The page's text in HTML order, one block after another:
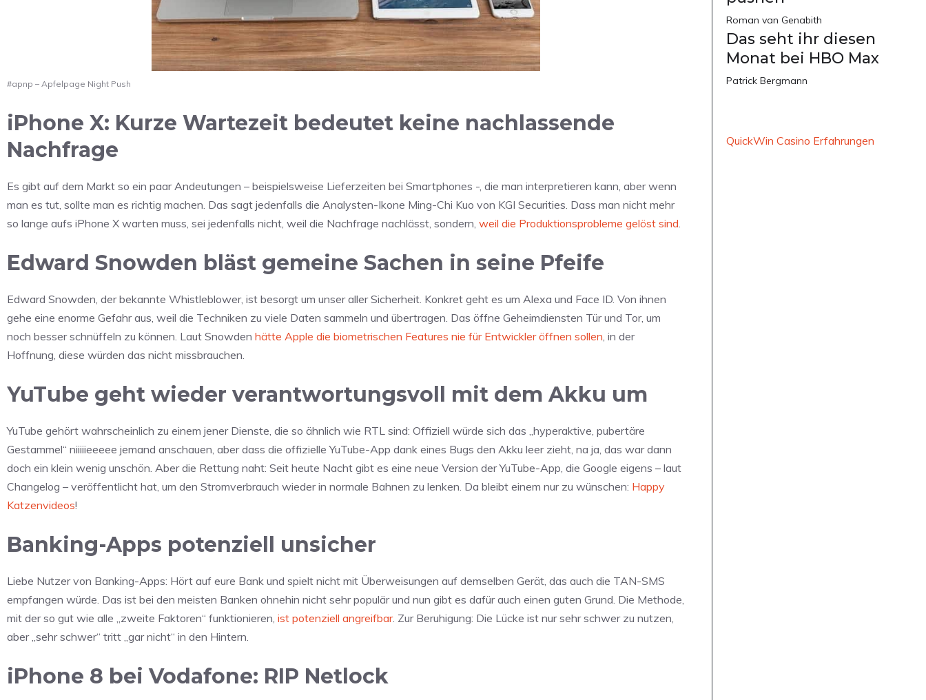
#apnp – Apfelpage Night Push
iPhone X: Kurze Wartezeit bedeutet keine nachlassende
Nachfrage
Es gibt auf dem Markt so ein paar Andeutungen – beispielsweise Lieferzeiten bei Smartphones -, die man interpretieren kann, aber wenn
man es tut, sollte man es richtig machen. Das sagt jedenfalls die Analysten-Ikone Ming-Chi Kuo von KGI Securities. Dass man nicht mehr
so lange aufs iPhone X warten muss, sei jedenfalls nicht, weil die Nachfrage nachlässt, sondern, weil die Produktionsprobleme gelöst sind
Edward Snowden bläst gemeine Sachen in seine Pfeife
Edward Snowden, der bekannte Whistleblower, ist besorgt um unser aller Sicherheit. Konkret geht es um Alexa und Face ID. Von ihnen
gehe eine enorme Gefahr aus, weil die Techniken zu viele Daten sammeln und übertragen. Das öffne Geheimdiensten Tür und Tor, um
noch besser schnüffeln zu können. Laut Snowden hätte Apple die biometrischen Features nie für Entwickler öffnen sollen , in der
Hoffnung, diese würden das nicht missbrauchen.
YuTube geht wieder verantwortungsvoll mit dem Akku um
YuTube gehört wahrscheinlich zu einem jener Dienste, die so ähnlich wie RTL sind: Offiziell würde sich das „hyperaktive, pubertäre
Gestammel“ niiiiieeeee jemand anschauen, aber dass die offizielle YuTube-App dank eines Bugs den Akku leer zieht, na ja, das war dann
doch ein klein wenig unschön. Aber die Rettung naht: Seit heute Nacht gibt es eine neue Version der YuTube-App, die Google eigens – laut
Changelog – veröffentlicht hat, um den Stromverbrauch wieder in normale Bahnen zu lenken. Da bleibt einem nur zu wünschen: Happy
Katzenvideos!
Banking-Apps potenziell unsicher
Liebe Nutzer von Banking-Apps: Hört auf eure Bank und spielt nicht mit Überweisungen auf demselben Gerät, das auch die TAN-SMS
empfangen würde. Das ist bei den meisten Banken ohnehin nicht sehr populär und nun gibt es dafür auch einen guten Grund. Die Methode,
mit der so gut wie alle „zweite Faktoren“ funktionieren, ist potenziell angreifbar. Zur Beruhigung: Die Lücke ist nur sehr schwer zu nutzen,
aber „sehr schwer“ tritt „gar nicht“ in den Hintern.
iPhone 8 bei Vodafone: RIP Netlock
Roman van Genabith
Das seht ihr diesen
Monat bei HBO Max
Patrick Bergmann
QuickWin Casino Erfahrungen